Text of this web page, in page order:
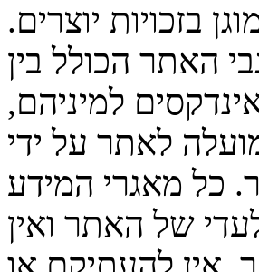
בזכויות יוצרים.
האתר הכולל בין
למיניהם,
לאתר על ידי
כל מאגרי המידע
של האתר ואין